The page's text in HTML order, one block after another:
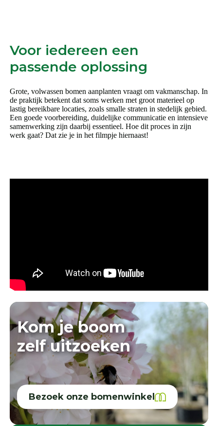
Voor iedereen een
passende oplossing
Grote, volwassen bomen aanplanten vraagt om vakmanschap. In
de praktijk betekent dat soms werken met groot materieel op
lastig bereikbare locaties, zoals smalle straten in stedelijk gebied.
Een goede voorbereiding, duidelijke communicatie en intensieve
samenwerking zijn daarbij essentieel. Hoe dit proces in zijn
werk gaat? Dat zie je in het filmpje hiernaast!
Kom je boom
zelf uitzoeken
Bezoek onze bomenwinkel